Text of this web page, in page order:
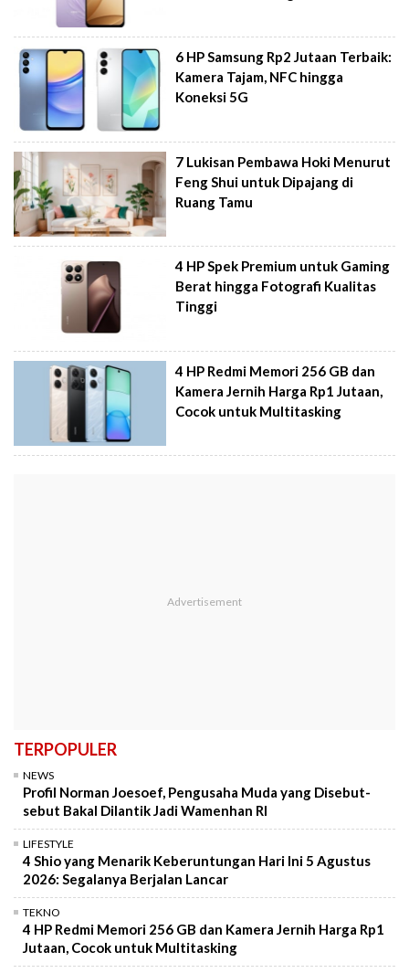
6 HP Samsung Rp2 Jutaan Terbaik:
Kamera Tajam, NFC hingga
Koneksi 5G
7 Lukisan Pembawa Hoki Menurut
Feng Shui untuk Dipajang di
Ruang Tamu
4 HP Spek Premium untuk Gaming
Berat hingga Fotografi Kualitas
Tinggi
4 HP Redmi Memori 256 GB dan
Kamera Jernih Harga Rp1 Jutaan,
Cocok untuk Multitasking
TERPOPULER
NEWS
Profil Norman Joesoef, Pengusaha Muda yang Disebut-
sebut Bakal Dilantik Jadi Wamenhan RI
LIFESTYLE
4 Shio yang Menarik Keberuntungan Hari Ini 5 Agustus
2026: Segalanya Berjalan Lancar
TEKNO
4 HP Redmi Memori 256 GB dan Kamera Jernih Harga Rp1
Jutaan, Cocok untuk Multitasking